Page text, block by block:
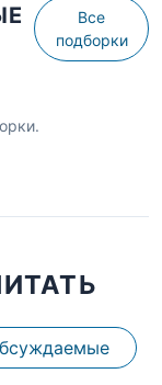
Все
подборки